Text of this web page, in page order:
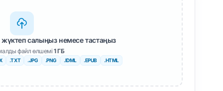
салыңыз немесе тастаңыз
файл өлшемі1 ГБ
.TXT .JPG .PNG .IDML .EPUB .HTML